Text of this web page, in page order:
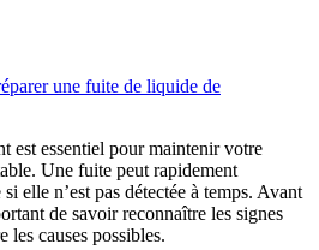
une fuite de liquide de
est essentiel pour maintenir votre
Une fuite peut rapidement
elle n’est pas détectée à temps. Avant
de savoir reconnaître les signes
les causes possibles.